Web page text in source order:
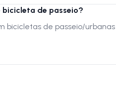
bicicleta de passeio?
bicicletas de passeio/